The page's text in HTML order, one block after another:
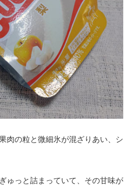
肉の粒と微細氷が混ざりあい、シ
ゅっと詰まっていて、その甘味が